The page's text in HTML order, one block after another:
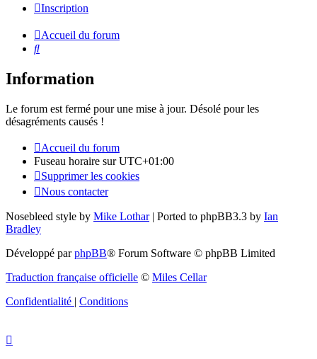
Inscription
Accueil du forum
Rechercher
Information
Le forum est fermé pour une mise à jour. Désolé pour les
désagréments causés !
Accueil du forum
Fuseau horaire surUTC+01:00
Supprimer les cookies
Nous contacter
Nosebleed style by Mike Lothar| Ported to phpBB3.3 by Ian
Bradley
Développé parphpBB® Forum Software © phpBB Limited
Traduction française officielle © Miles Cellar
Confidentialité | Conditions